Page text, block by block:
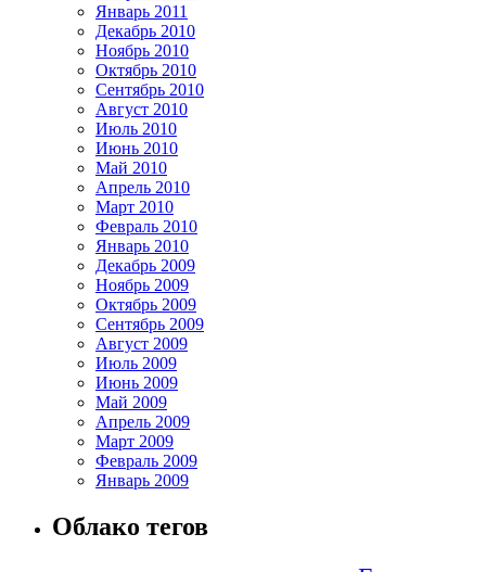
Январь 2011
Декабрь 2010
Ноябрь 2010
Октябрь 2010
Сентябрь 2010
Август 2010
Июль 2010
Июнь 2010
Май 2010
Апрель 2010
Март 2010
Февраль 2010
Январь 2010
Декабрь 2009
Ноябрь 2009
Октябрь 2009
Сентябрь 2009
Август 2009
Июль 2009
Июнь 2009
Май 2009
Апрель 2009
Март 2009
Февраль 2009
Январь 2009
Облако тегов